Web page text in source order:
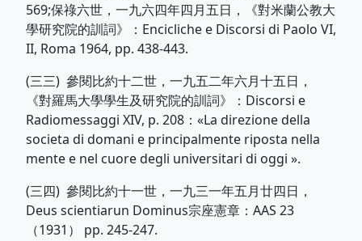
569;保祿六世，一九六四年四月五日，《對米蘭公教大
學研究院的訓詞》：Encicliche e Discorsi di Paolo VI,
II, Roma 1964, pp. 438-443.
(三三) 參閱比約十二世，一九五二年六月十五日，
《對羅馬大學學生及研究院的訓詞》：Discorsi e
Radiomessaggi XIV, p. 208：«La direzione della
societa di domani e principalmente riposta nella
mente e nel cuore degli universitari di oggi ».
(三四) 參閱比約十一世，一九三一年五月廿四日，
Deus scientiarun Dominus宗座憲章：AAS 23
（1931） pp. 245-247.